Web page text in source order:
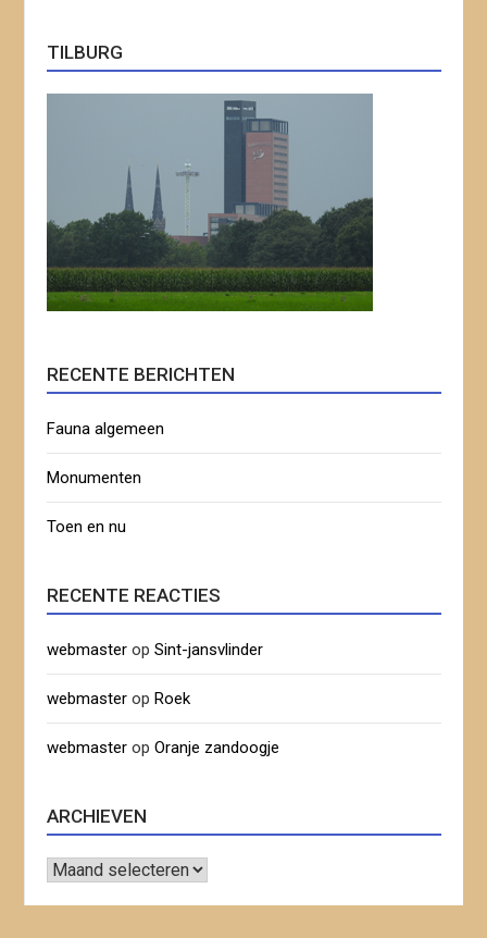
TILBURG
RECENTE BERICHTEN
Fauna algemeen
Monumenten
Toen en nu
RECENTE REACTIES
webmaster opSint-jansvlinder
webmaster opRoek
webmaster opOranje zandoogje
ARCHIEVEN
Archieven